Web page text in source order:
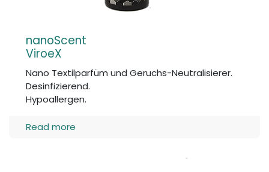
nanoScent
ViroeX
Nano Textilparfüm und Geruchs-Neutralisierer.
Desinfizierend.
Hypoallergen.
Read more